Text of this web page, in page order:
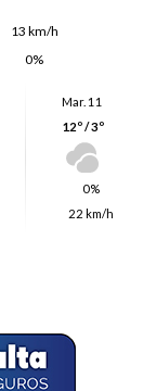
13 km/h
0%
Mar. 11
12º / 3º
0%
22 km/h